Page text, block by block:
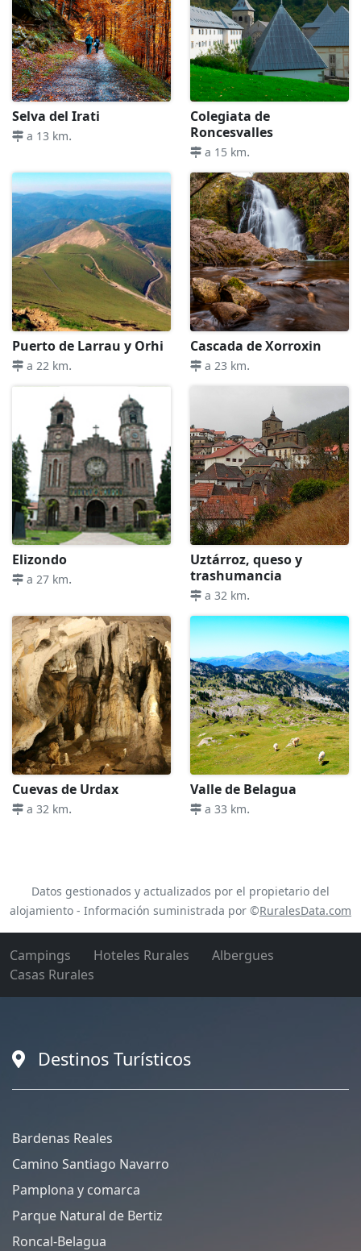
Selva del Irati
a 13 km.
Colegiata de
Roncesvalles
a 15 km.
Puerto de Larrau y Orhi
a 22 km.
Cascada de Xorroxin
a 23 km.
Elizondo
a 27 km.
Uztárroz, queso y
trashumancia
a 32 km.
Cuevas de Urdax
a 32 km.
Valle de Belagua
a 33 km.
Datos gestionados y actualizados por el propietario del
alojamiento - Información suministrada por ©RuralesData.com
Campings Hoteles Rurales
Albergues
Casas Rurales
Destinos Turísticos
Bardenas Reales
Camino Santiago Navarro
Pamplona y comarca
Parque Natural de Bertiz
Roncal-Belagua